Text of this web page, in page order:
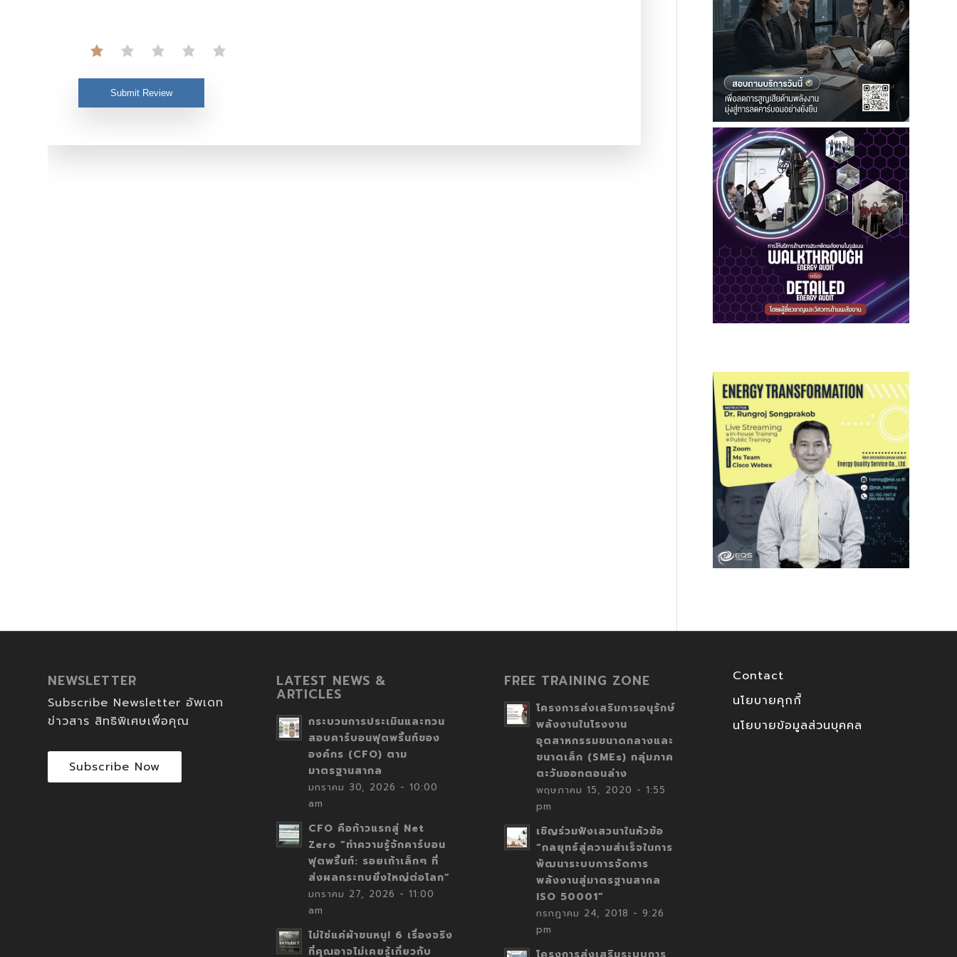
Submit Review
NEWSLETTER
Subscribe Newsletter อัพเดท
ข่าวสาร สิทธิพิเศษเพื่อคุณ
Subscribe Now
LATEST NEWS &
ARTICLES
กระบวนการประเมินและทวน
สอบคาร์บอนฟุตพริ้นท์ของ
องค์กร (CFO) ตาม
มาตรฐานสากล
มกราคม 30, 2026 - 10:00
am
CFO คือก้าวแรกสู่ Net
Zero “ทำความรู้จักคาร์บอน
ฟุตพริ้นท์: รอยเท้าเล็กๆ ที่
ส่งผลกระทบยิ่งใหญ่ต่อโลก”
มกราคม 27, 2026 - 11:00
am
ไม่ใช่แค่ผ้าขนหนู! 6 เรื่องจริง
ที่คุณอาจไม่เคยรู้เกี่ยวกับ
FREE TRAINING ZONE
โครงการส่งเสริมการอนุรักษ์
พลังงานในโรงงาน
อุตสาหกรรมขนาดกลางและ
ขนาดเล็ก (SMEs) กลุ่มภาค
ตะวันออกตอนล่าง
พฤษภาคม 15, 2020 - 1:55
pm
เชิญร่วมฟังเสวนาในหัวข้อ
“กลยุทธ์สู่ความสำเร็จในการ
พัฒนาระบบการจัดการ
พลังงานสู่มาตรฐานสากล
ISO 50001”
กรกฎาคม 24, 2018 - 9:26
pm
Contact
นโยบายคุกกี้
นโยบายข้อมูลส่วนบุคคล